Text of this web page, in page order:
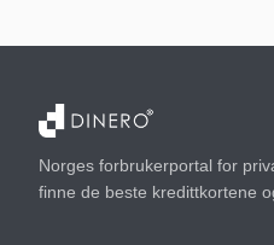
Norges forbrukerportal for
finne de beste kredittkortene